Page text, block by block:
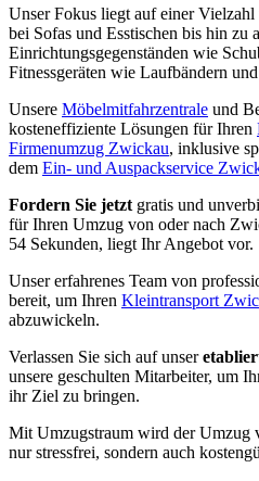
Unser Fokus liegt auf einer
bei Sofas und Esstischen bis hin zu
Einrichtungsgegenständen wie
Fitnessgeräten wie Laufbändern
Unsere Möbelmitfahrzentrale und
kosteneffiziente Lösungen für Ihren
Firmenumzug Zwickau, inklusive
dem Ein- und Auspackservice
Fordern Sie jetzt gratis und
für Ihren Umzug von oder nach
54 Sekunden, liegt Ihr Angebot vor.
Unser erfahrenes Team von
bereit, um Ihren Kleintransport
abzuwickeln.
Verlassen Sie sich auf unser
unsere geschulten Mitarbeiter, um
ihr Ziel zu bringen.
Mit Umzugstraum wird der Umzug
nur stressfrei, sondern auch